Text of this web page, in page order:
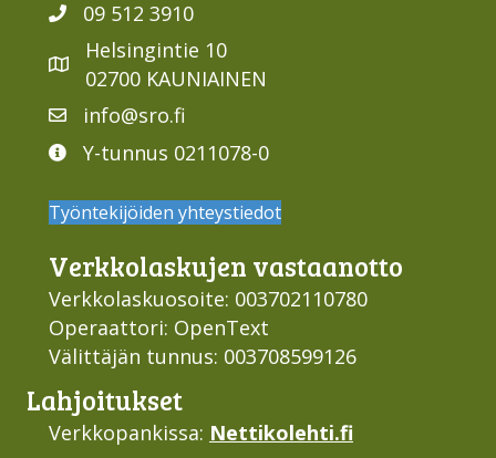
09 512 3910
Helsingintie 10
02700 KAUNIAINEN
info@sro.fi
Y-tunnus 0211078-0
Työntekijöiden yhteystiedot
Verkko­laskujen vastaan­otto
Verkkolaskuosoite: 003702110780
Operaattori: OpenText
Välittäjän tunnus: 003708599126
Lahjoi­tukset
Verkkopankissa: Nettikolehti.fi